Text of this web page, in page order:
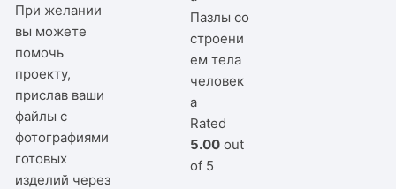
При желании
вы можете
помочь
проекту,
прислав ваши
файлы с
фотографиями
готовых
изделий через
Пазлы со
строени
ем тела
человек
а
Rated
5.00 out
of 5